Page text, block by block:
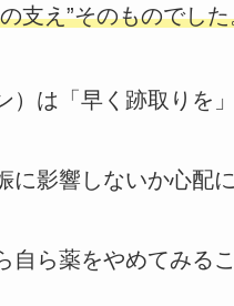
支え”そのものでし
は「早く跡取りを
に影響しないか心配
ら薬をやめてみるこ